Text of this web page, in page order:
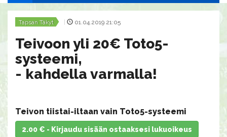
Tapsan Täkyt | 01.04.2019 21:05
Teivoon yli 20€ Toto5-
systeemi,
​​​​​​​- kahdella varmalla!
Teivon tiistai-iltaan vain Toto5-systeemi
2.00 € - Kirjaudu sisään ostaaksesi lukuoikeus